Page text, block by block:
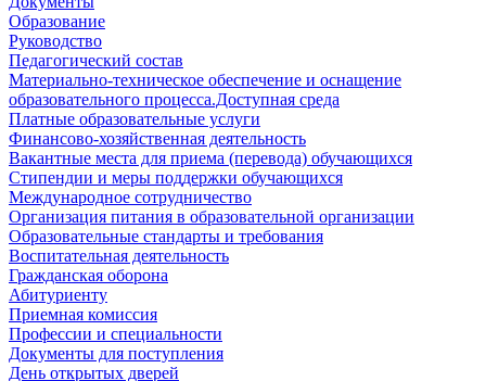
Образование
Руководство
Педагогический состав
Материально-техническое обеспечение и оснащение
образовательного процесса.Доступная среда
Платные образовательные услуги
Финансово-хозяйственная деятельность
Вакантные места для приема (перевода) обучающихся
Стипендии и меры поддержки обучающихся
Международное сотрудничество
Организация питания в образовательной организации
Образовательные стандарты и требования
Воспитательная деятельность
Гражданская оборона
Абитуриенту
Приемная комиссия
Профессии и специальности
Документы для поступления
День открытых дверей